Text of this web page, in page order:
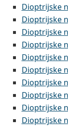
Dioptrijske
Dioptrijske
Dioptrijske
Dioptrijske
Dioptrijske
Dioptrijske
Dioptrijske
Dioptrijske
Dioptrijske
Dioptrijske